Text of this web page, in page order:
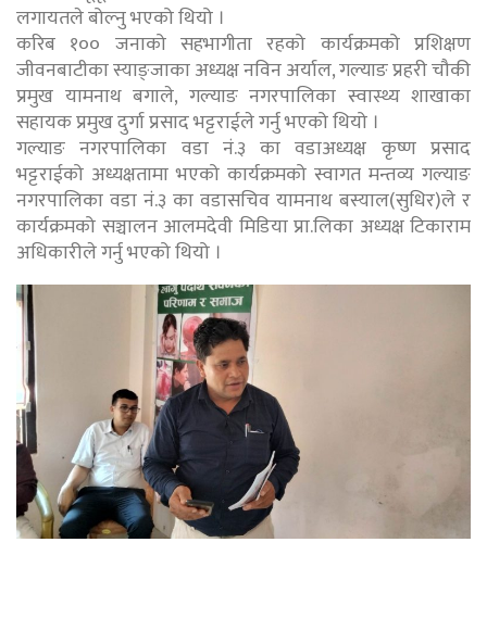
लगायतले बोल्नु भएको थियो ।
करिब १०० जनाको सहभागीता रहको कार्यक्रमको प्रशिक्षण
जीवनबाटीका स्याङ्जाका अध्यक्ष नविन अर्याल, गल्याङ प्रहरी चौकी
प्रमुख यामनाथ बगाले, गल्याङ नगरपालिका स्वास्थ्य शाखाका
सहायक प्रमुख दुर्गा प्रसाद भट्टराईले गर्नु भएको थियो ।
गल्याङ नगरपालिका वडा नं.३ का वडाअध्यक्ष कृष्ण प्रसाद
भट्टराईको अध्यक्षतामा भएको कार्यक्रमको स्वागत मन्तव्य गल्याङ
नगरपालिका वडा नं.३ का वडासचिव यामनाथ बस्याल(सुधिर)ले र
कार्यक्रमको सञ्चालन आलमदेवी मिडिया प्रा.लिका अध्यक्ष टिकाराम
अधिकारीले गर्नु भएको थियो ।